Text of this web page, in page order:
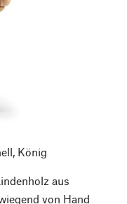
König
aus
von Hand